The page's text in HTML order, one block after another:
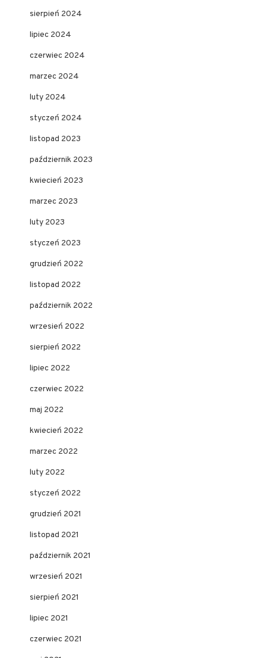
sierpień 2024
lipiec 2024
czerwiec 2024
marzec 2024
luty 2024
styczeń 2024
listopad 2023
październik 2023
kwiecień 2023
marzec 2023
luty 2023
styczeń 2023
grudzień 2022
listopad 2022
październik 2022
wrzesień 2022
sierpień 2022
lipiec 2022
czerwiec 2022
maj 2022
kwiecień 2022
marzec 2022
luty 2022
styczeń 2022
grudzień 2021
listopad 2021
październik 2021
wrzesień 2021
sierpień 2021
lipiec 2021
czerwiec 2021